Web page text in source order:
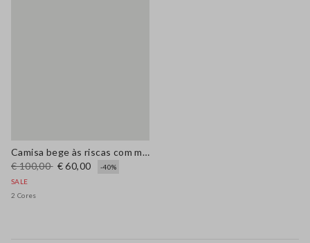
Camisa bege às riscas com mangas compridas em puro ramie
€ 100,00 € 60,00
-40%
SALE
2 Cores